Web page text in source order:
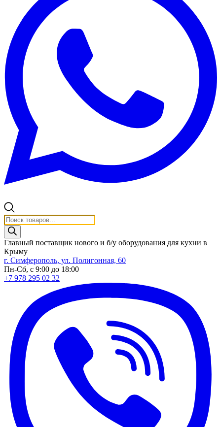
Поиск
товаров
Главный поставщик нового и б/у оборудования для кухни в
Крыму
г. Симферополь, ул. Полигонная, 60
Пн-Сб, с 9:00 до 18:00
+7 978 295 02 32